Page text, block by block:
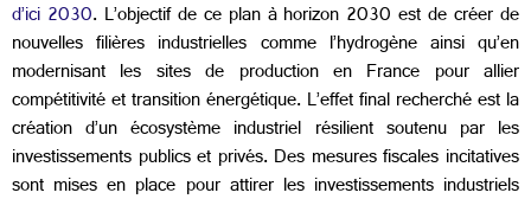
d’ici 2030. L’objectif de ce plan à horizon 2030 est de créer de
nouvelles filières industrielles comme l’hydrogène ainsi qu’en
modernisant les sites de production en France pour allier
compétitivité et transition énergétique. L’effet final recherché est la
créationd’un écosystème industriel résilient soutenu par les
investissements publics et privés. Des mesures fiscales incitatives
sont mises en place pour attirer les investissements industriels